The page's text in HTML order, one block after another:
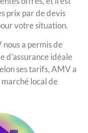
prix par de devis
votre situation.
nous a permis de
d’assurance idéale
ses tarifs, AMV a
local de